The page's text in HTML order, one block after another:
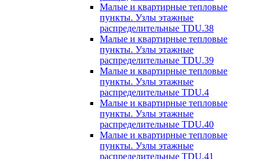
Малые и квартирные тепловые
пункты. Узлы этажные
распределительные TDU.38
Малые и квартирные тепловые
пункты. Узлы этажные
распределительные TDU.39
Малые и квартирные тепловые
пункты. Узлы этажные
распределительные TDU.4
Малые и квартирные тепловые
пункты. Узлы этажные
распределительные TDU.40
Малые и квартирные тепловые
пункты. Узлы этажные
распределительные TDU.41